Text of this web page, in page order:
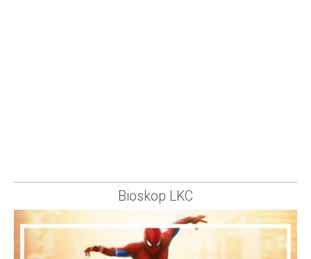
Bioskop LKC